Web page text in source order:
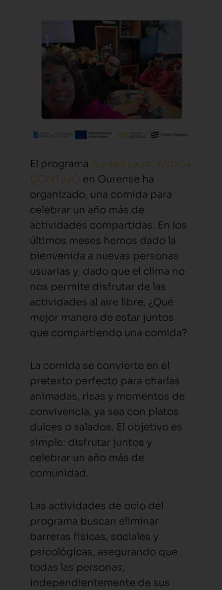
El programa Ao seu Lado: Aldaba
CONTIGO en Ourense ha
organizado, una comida para
celebrar un año más de
actividades compartidas. En los
últimos meses hemos dado la
bienvenida a nuevas personas
usuarias y, dado que el clima no
nos permite disfrutar de las
actividades al aire libre, ¿Qué
mejor manera de estar juntos
que compartiendo una comida?
La comida se convierte en el
pretexto perfecto para charlas
animadas, risas y momentos de
convivencia, ya sea con platos
dulces o salados. El objetivo es
simple: disfrutar juntos y
celebrar un año más de
comunidad.
Las actividades de ocio del
programa buscan eliminar
barreras físicas, sociales y
psicológicas, asegurando que
todas las personas,
independientemente de sus